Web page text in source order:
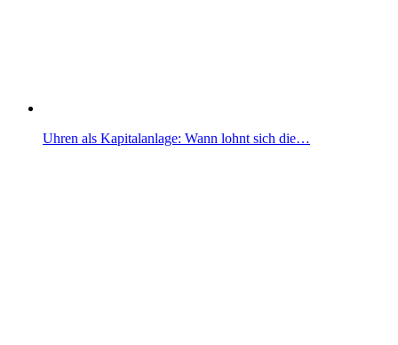
Uhren als Kapitalanlage: Wann lohnt sich die…